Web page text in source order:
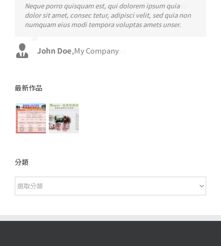
Neque porro quisquam est, qui dolorem ipsum quia
dolor sit amet, consec tetur, adipisci velit, sed quia non
numquam eius modi tempora voluptas amets unser.
John Doe,My Company
Aliquam erat volutpat. Quisque at est id ligula facilisis
laoreet eget pulvinar nibh. Suspendisse at ultrices dui.
Curabitur ac felis arcu sadips ipsums fugiats nemis.
Luke Beck,Theme Fusion
最新作品
分類
分
類